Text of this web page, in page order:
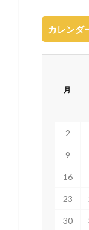
カレンダ
月
2
9
16
23
30